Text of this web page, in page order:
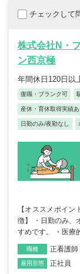
チェックして
株式会社N・
ン西京極
年間休日120日以
復職・ブランク可
産休・育休取得実績あ
日勤のみ/夜勤なし
【オススメポイ
徴】 ・日勤のみ、
すめです。 ・医療
職種 正看護師
雇用形態 正社員